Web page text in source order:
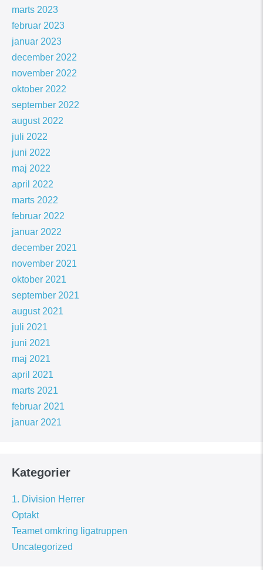
marts 2023
februar 2023
januar 2023
december 2022
november 2022
oktober 2022
september 2022
august 2022
juli 2022
juni 2022
maj 2022
april 2022
marts 2022
februar 2022
januar 2022
december 2021
november 2021
oktober 2021
september 2021
august 2021
juli 2021
juni 2021
maj 2021
april 2021
marts 2021
februar 2021
januar 2021
Kategorier
1. Division Herrer
Optakt
Teamet omkring ligatruppen
Uncategorized